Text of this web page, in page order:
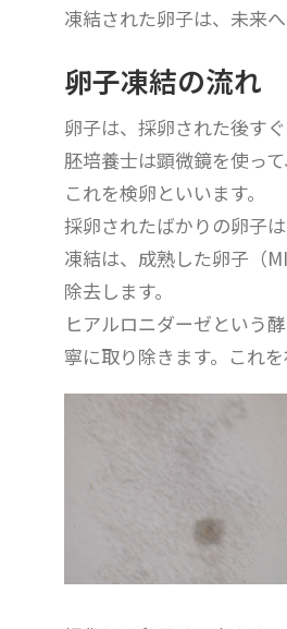
凍結された卵子は、未来
卵子凍結の流れ
卵子は、採卵された後す
胚培養士は顕微鏡を使っ
これを検卵といいます。
採卵されたばかりの卵子
凍結は、成熟した卵子（
除去します。
ヒアルロニダーゼという
寧に取り除きます。これ